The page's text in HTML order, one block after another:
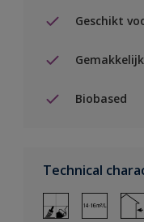
Geschikt
Biobased
Technical